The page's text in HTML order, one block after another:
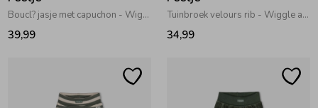
Boucl? jasje met capuchon - Wiggle and Waddle Groen
39,99
Tuinbroek velours rib - Wiggle and Waddle Groen
34,99